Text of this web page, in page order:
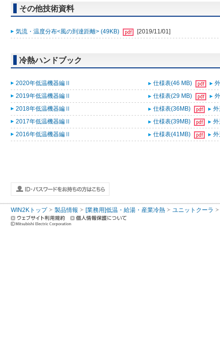
その他技術資料
気流・温度分布<風の到達距離> (49KB) [2019/11/01]
冷熱ハンドブック
2020年低温機器編Ⅱ 仕様表(46 MB)
2019年低温機器編Ⅱ
仕様表(29 MB)
2018年低温機器編Ⅱ
仕様表(36MB)
2017年低温機器編Ⅱ
仕様表(39MB)
2016年低温機器編Ⅱ
仕様表(41MB)
WIN2Kトップ 製品情報 [業務用]低温・給湯・産業冷熱 ユニットクーラ